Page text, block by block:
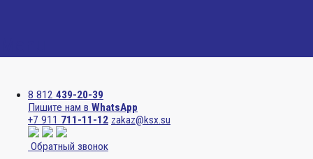
8 812 439-20-39
Пишите нам в WhatsApp
+7 911 711-11-12 zakaz@ksx.su
Обратный звонок